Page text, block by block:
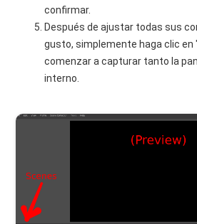
confirmar.
Después de ajustar todas sus
gusto, simplemente haga clic en
comenzar a capturar tanto la
interno.